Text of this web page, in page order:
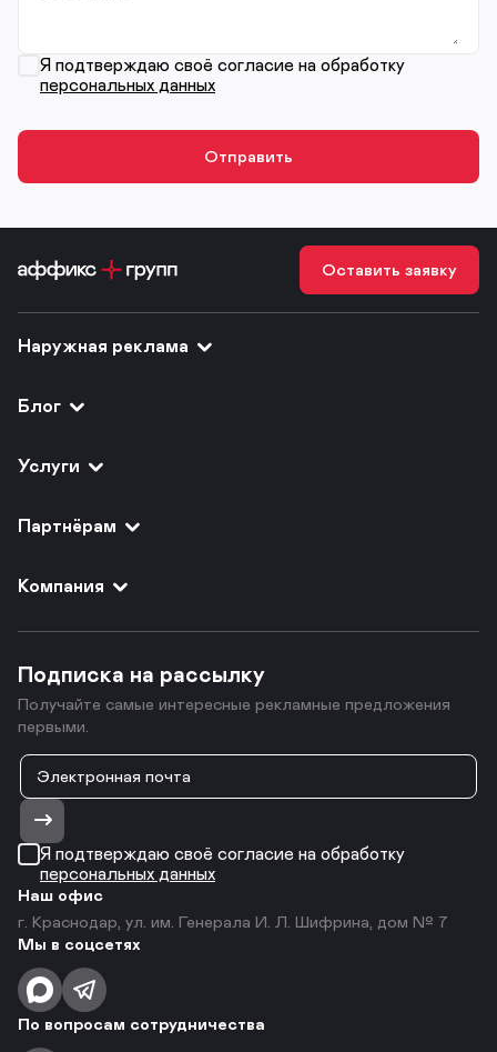
Я подтверждаю своё согласие на обработку
персональных данных
Оставить заявку
Наружная реклама
Блог
Услуги
Партнёрам
Компания
Подписка на рассылку
Получайте самые интересные рекламные предложения
первыми.
Я подтверждаю своё согласие на обработку
персональных данных
Наш офис
г. Краснодар, ул. им. Генерала И. Л. Шифрина, дом № 7
Мы в соцсетях
По вопросам сотрудничества